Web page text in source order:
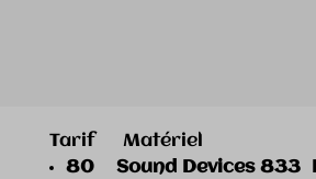
Tarif Matériel
80 Sound